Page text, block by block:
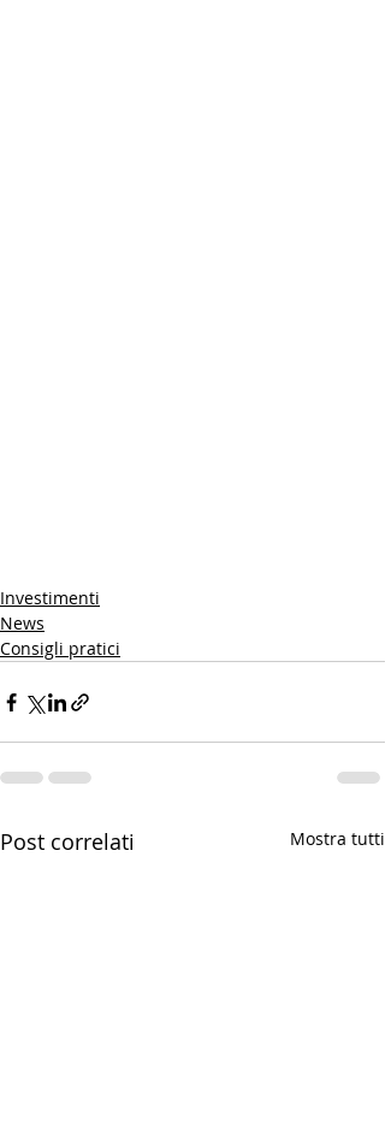
Investimenti
News
Consigli pratici
Post correlati Mostra tutti